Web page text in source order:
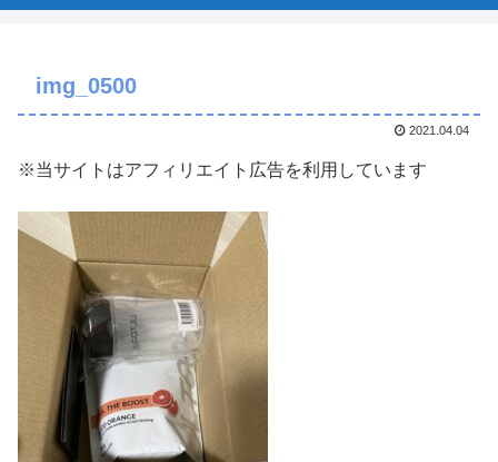
img_0500
2021.04.04
※当サイトはアフィリエイト広告を利用しています